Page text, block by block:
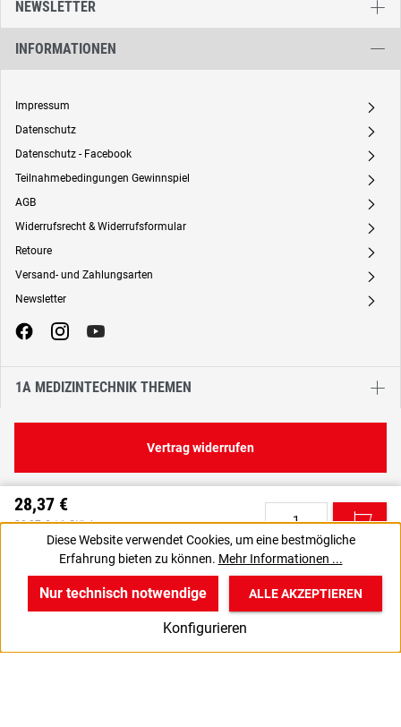
28,37 €
28,37 € / 1 Stück
33,76 € inkl. MwSt., | zzgl. Versand
C
NEWSLETTER
INFORMATIONEN
Impressum A
Datenschutz A
Datenschutz - Facebook A
Teilnahmebedingungen Gewinnspiel A
AGB A
Widerrufsrecht & Widerrufsformular A
Retoure A
Versand- und Zahlungsarten A
Newsletter A
1A MEDIZINTECHNIK THEMEN
Vertrag widerrufen
Diese Website verwendet Cookies, um eine bestmögliche
Erfahrung bieten zu können. Mehr Informationen ...
Nur technisch notwendige
Konfigurieren
ALLE AKZEPTIEREN
v
Produkte
B